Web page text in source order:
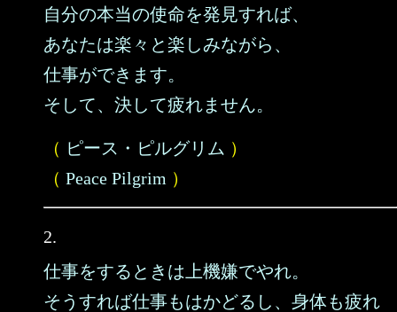
自分の本当の使命を発見すれば、
あなたは楽々と楽しみながら、
仕事ができます。
そして、決して疲れません。
（ ピース・ピルグリム ）
（ Peace Pilgrim ）
2.
仕事をするときは上機嫌でやれ。
そうすれば仕事もはかどるし、身体も疲れ